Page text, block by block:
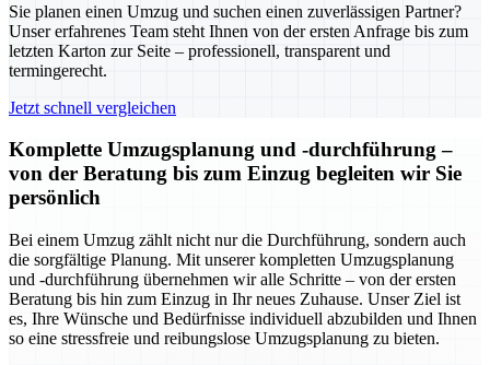
Sie planen einen Umzug und suchen einen zuverlässigen Partner?
Unser erfahrenes Team steht Ihnen von der ersten Anfrage bis zum
letzten Karton zur Seite – professionell, transparent und
termingerecht.
Jetzt schnell vergleichen
Komplette Umzugsplanung und -durchführung –
von der Beratung bis zum Einzug begleiten wir Sie
persönlich
Bei einem Umzug zählt nicht nur die Durchführung, sondern auch
die sorgfältige Planung. Mit unserer kompletten Umzugsplanung
und -durchführung übernehmen wir alle Schritte – von der ersten
Beratung bis hin zum Einzug in Ihr neues Zuhause. Unser Ziel ist
es, Ihre Wünsche und Bedürfnisse individuell abzubilden und Ihnen
so eine stressfreie und reibungslose Umzugsplanung zu bieten.